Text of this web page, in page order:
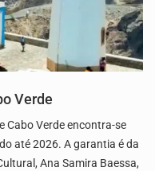
Verde
Cabo Verde encontra-se
até 2026. A garantia é da
Ana Samira Baessa,